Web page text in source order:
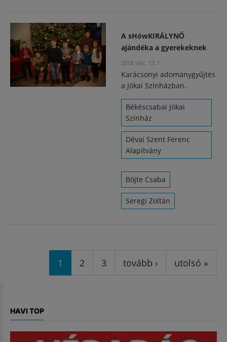
A sHówKIRÁLYNŐ
ajándéka a gyerekeknek
2018. dec. 13. /
Karácsonyi adománygyűjtés
a Jókai Színházban.
Békéscsabai Jókai
Színház
Dévai Szent Ferenc
Alapítvány
Böjte Csaba
Seregi Zoltán
Oldalak
1 2 3 tovább › utolsó »
HAVI TOP